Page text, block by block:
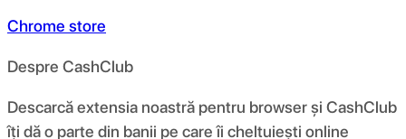
Chrome store
Despre CashClub
Descarcă extensia noastră pentru browser și CashClub
îți dă o parte din banii pe care îi cheltuiești online